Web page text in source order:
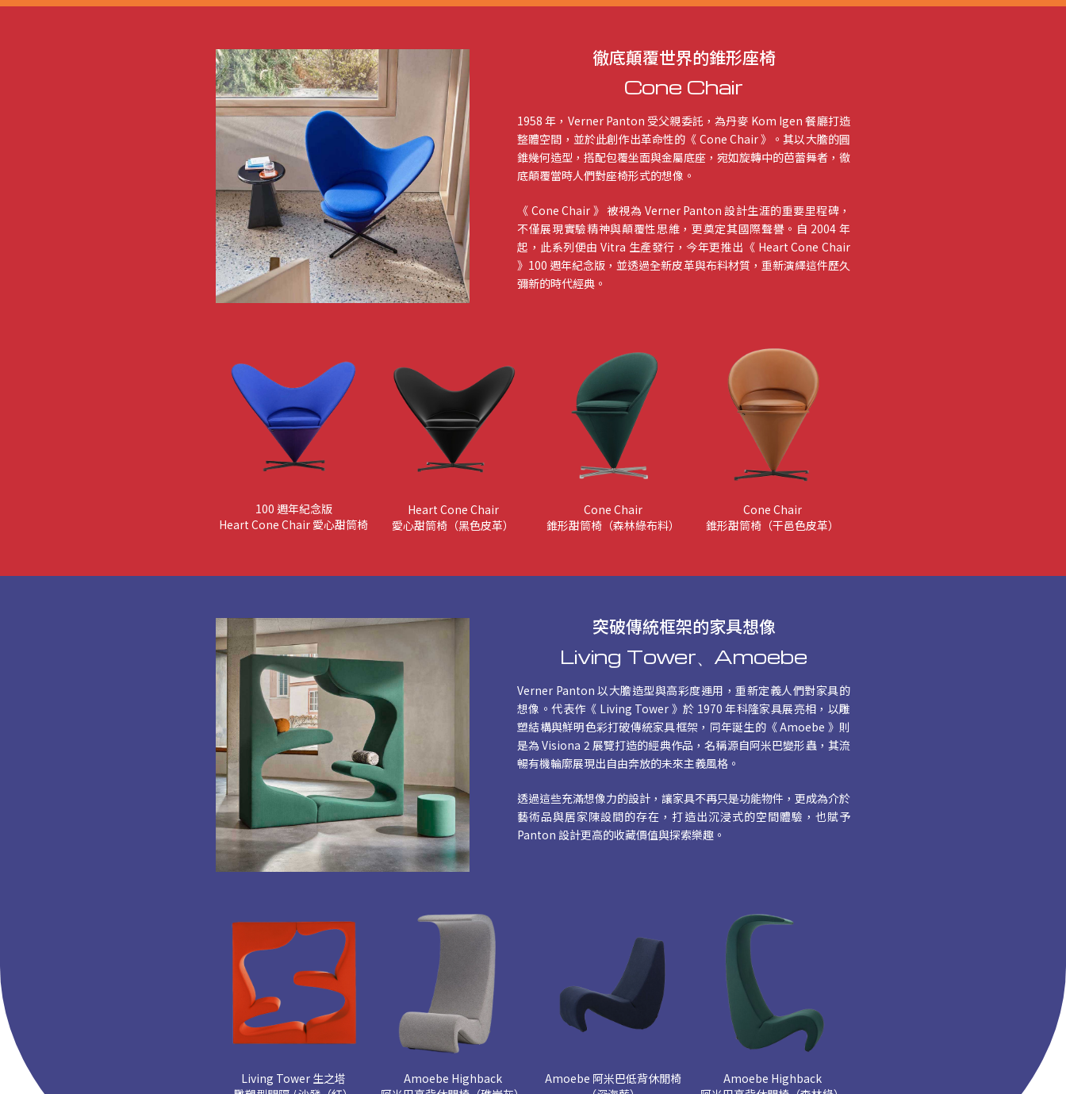
徹底顛覆世界的錐形座椅
Cone Chair
1958 年，Verner Panton 受父親委託，為丹麥 Kom Igen 餐廳打造
整體空間，並於此創作出革命性的《 Cone Chair 》。其以大膽的圓
錐幾何造型，搭配包覆坐面與金屬底座，宛如旋轉中的芭蕾舞者，徹
底顛覆當時人們對座椅形式的想像。
《 Cone Chair 》 被視為 Verner Panton 設計生涯的重要里程碑，
不僅展現實驗精神與顛覆性思維，更奠定其國際聲譽。自 2004 年
起，此系列便由 Vitra 生產發行，今年更推出《 Heart Cone Chair
》100 週年紀念版，並透過全新皮革與布料材質，重新演繹這件歷久
彌新的時代經典。
100 週年紀念版
Heart Cone Chair 愛心甜筒椅
Heart Cone Chair
愛心甜筒椅（黑色皮革）
Cone Chair
錐形甜筒椅（森林綠布料）
Cone Chair
錐形甜筒椅（干邑色皮革）
突破傳統框架的家具想像
Living Tower、Amoebe
Verner Panton 以大膽造型與高彩度運用，重新定義人們對家具的
想像。代表作《 Living Tower 》於 1970 年科隆家具展亮相，以雕
塑結構與鮮明色彩打破傳統家具框架，同年誕生的《 Amoebe 》則
是為 Visiona 2 展覽打造的經典作品，名稱源自阿米巴變形蟲，其流
暢有機輪廓展現出自由奔放的未來主義風格。
透過這些充滿想像力的設計，讓家具不再只是功能物件，更成為介於
藝術品與居家陳設間的存在，打造出沉浸式的空間體驗，也賦予
Panton 設計更高的收藏價值與探索樂趣。
Living Tower 生之塔
Amoebe Highback
Amoebe 阿米巴低背休閒椅
Amoebe Highback